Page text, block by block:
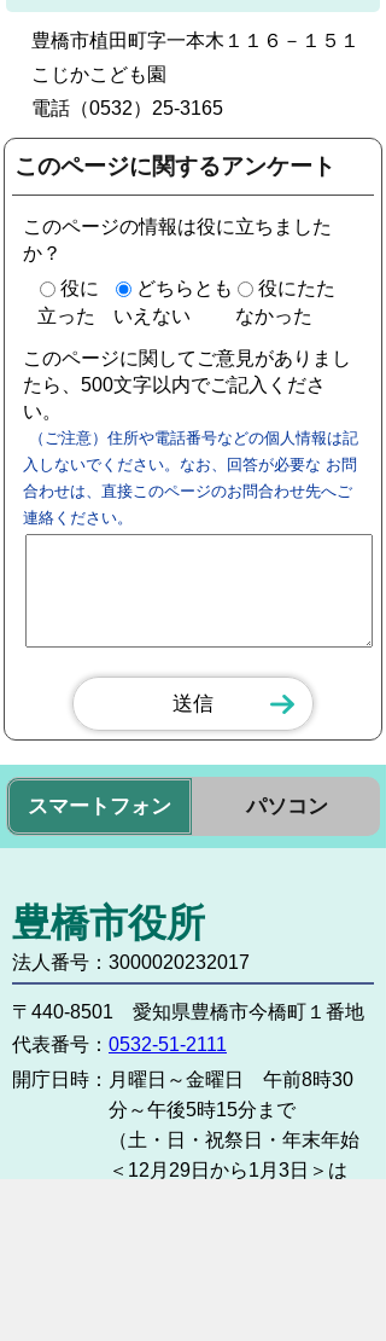
豊橋市植田町字一本木１１６－１５１
こじかこども園
電話（0532）25-3165
このページに関するアンケート
このページの情報は役に立ちました
か？
役に
立った
どちらとも
いえない
役にたた
なかった
このページに関してご意見がありまし
たら、500文字以内でご記入くださ
い。
（ご注意）住所や電話番号などの個人情報は記
入しないでください。なお、回答が必要な お問
合わせは、直接このページのお問合わせ先へご
連絡ください。
スマートフォン パソコン
豊橋市役所
法人番号：3000020232017
〒440-8501 愛知県豊橋市今橋町１番地
代表番号： 0532-51-2111
開庁日時： 月曜日～金曜日 午前8時30
分～午後5時15分まで
（土・日・祝祭日・年末年始
＜12月29日から1月3日＞は